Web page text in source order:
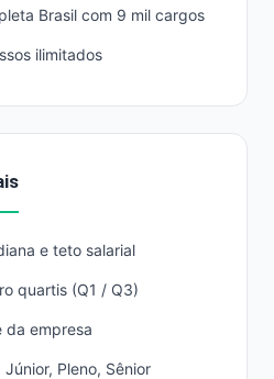
Brasil com 9 mil cargos
ilimitados
e teto salarial
quartis (Q1 / Q3)
da empresa
Pleno, Sênior